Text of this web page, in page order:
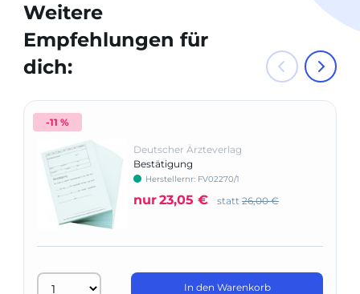
Weitere
Empfehlungen für
dich:
-11 %
Deutscher Ärzteverlag
Bestätigung
Herstellernr: FV02270/1
nur23,05 € statt 26,00 €
In den Warenkorb